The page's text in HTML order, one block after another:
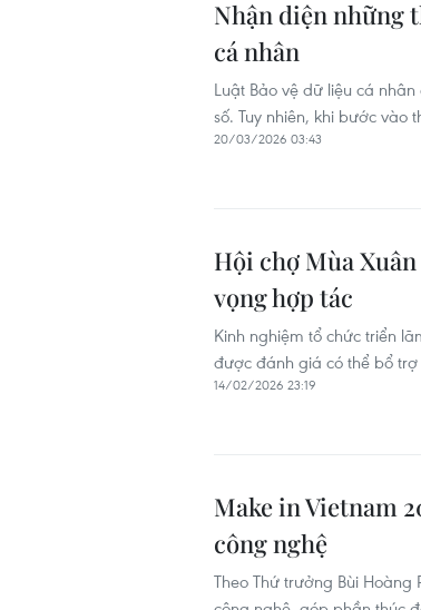
Nhận diện những
cá nhân
Luật Bảo vệ dữ liệu cá
số. Tuy nhiên, khi bước vào
20/03/2026 03:43
Hội chợ Mùa
vọng hợp tác
Kinh nghiệm tổ chức triển
được đánh giá có thể bổ
14/02/2026 23:19
Make in Vietnam
công nghệ
Theo Thứ trưởng Bùi